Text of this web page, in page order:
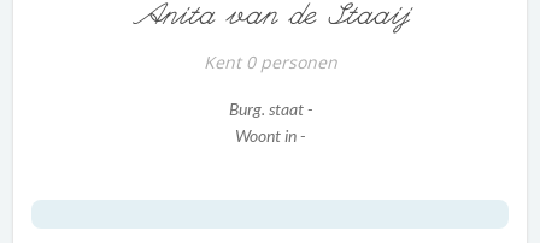
Anita van de Staaij
Kent 0 personen
Burg. staat -
Woont in -